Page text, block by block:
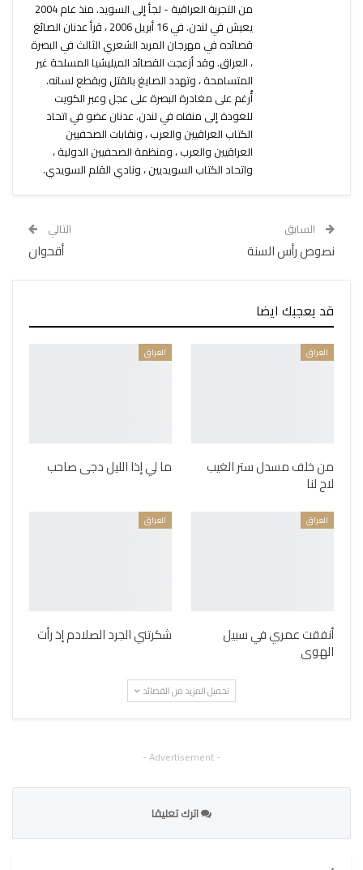
من التجربة العراقية - لجأ إلى السويد. منذ عام 2004
يعيش في لندن. في 16 أبريل 2006 ، قرأ عدنان الصائغ
قصائده في مهرجان المربد الشعري الثالث في البصرة
، العراق. وقد أزعجت القصائد الميليشيا المسلحة غير
المتسامحة ، وتهدد الصايغ بالقتل وبقطع لسانه.
أُرغم على مغادرة البصرة على عجل وعبر الكويت
للعودة إلى منفاه في لندن. عدنان عضو في اتحاد
الكتاب العراقيين والعرب ، ونقابات الصحفيين
العراقيين والعرب ، ومنظمة الصحفيين الدولية ،
واتحاد الكتاب السويديين ، ونادي القلم السويدي.
السابق
نصوص رأس السنة
التالي
أقحوان
قد يعجبك ايضا
العراق
من خلف مسدل ستر الغيب
لاح لنا
العراق
ما لي إذا الليل دجى صاحب
العراق
أنفقت عمري في سبيل
الهوى
العراق
شكرتني الجرد الصلادم إذ رأت
تحميل المزيد من القصائد
- Advertisement -
اترك تعليقا